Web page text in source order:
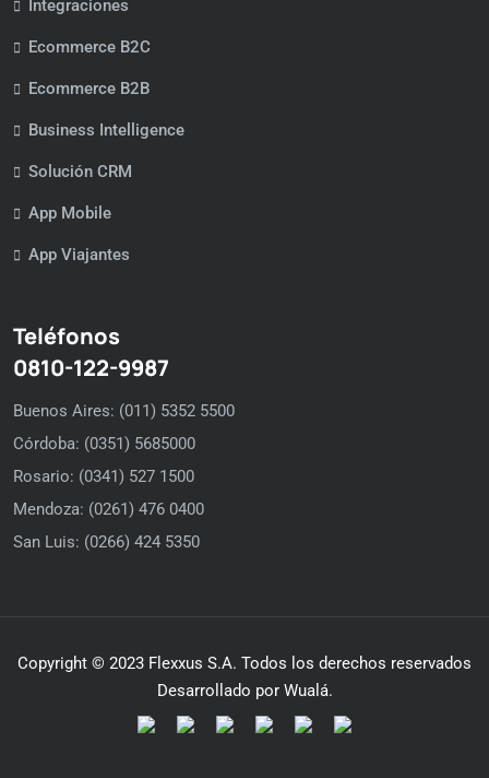
Integraciones
Ecommerce B2C
Ecommerce B2B
Business Intelligence
Solución CRM
App Mobile
App Viajantes
Teléfonos
0810-122-9987
Buenos Aires: (011) 5352 5500
Córdoba: (0351) 5685000
Rosario: (0341) 527 1500
Mendoza: (0261) 476 0400
San Luis: (0266) 424 5350
Copyright © 2023 Flexxus S.A. Todos los derechos reservados
Desarrollado por Wualá.